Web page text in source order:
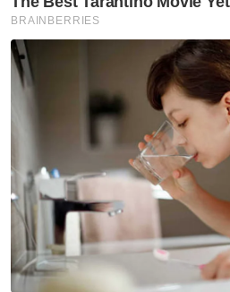
puncak tiga hingga ke
Berita Telus & Tulus
hari!